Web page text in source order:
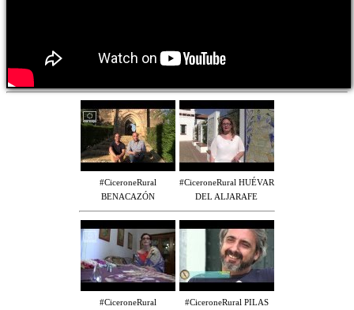
#CiceroneRural
BENACAZÓN
#CiceroneRural HUÉVAR
DEL ALJARAFE
#CiceroneRural
#CiceroneRural PILAS